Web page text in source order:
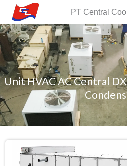
content
PT Central
Unit HVAC AC Central